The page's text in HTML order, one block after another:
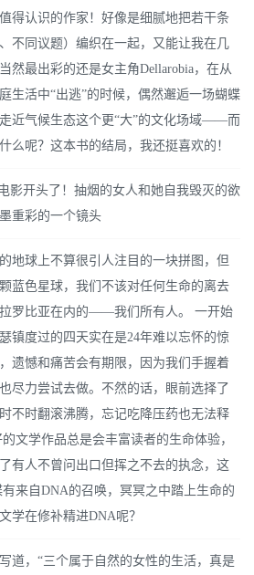
得认识的作家！好像是细腻地把若干条
不同议题）编织在一起，又能让我在几
然最出彩的还是女主角Dellarobia，在从
生活中“出逃”的时候，偶然邂逅一场蝴蝶
近气候生态这个更“大”的文化场域——而
么呢？这本书的结局，我还挺喜欢的！
影开头了！抽烟的女人和她自我毁灭的欲
重彩的一个镜头
地球上不算很引人注目的一块拼图，但
蓝色星球，我们不该对任何生命的离去
罗比亚在内的——我们所有人。 一开始
镇度过的四天实在是24年难以忘怀的惊
遗憾和痛苦会有期限，因为我们手握着
尽力尝试去做。不然的话，眼前选择了
不时翻滚沸腾，忘记吃降压药也无法释
文学作品总是会丰富读者的生命体验，
有人不曾问出口但挥之不去的执念，这
来自DNA的召唤，冥冥之中踏上生命的
学在修补精进DNA呢？
道，“三个属于自然的女性的生活，真是